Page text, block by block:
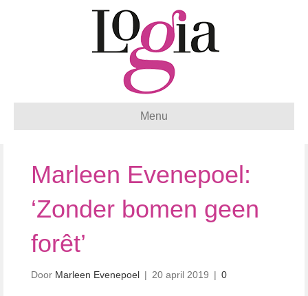
Menu
Marleen Evenepoel:
‘Zonder bomen geen
forêt’
Door Marleen Evenepoel | 20 april 2019 | 0